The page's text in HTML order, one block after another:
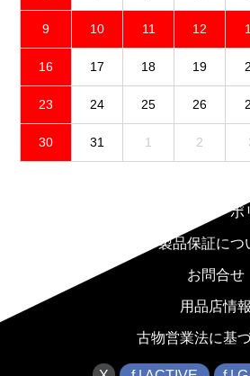
9 10 11 12
16 17 18 19
23 24 25 26
30 31 1 2
プライバシーポ
製品保証につ
お問合せ
用品店情報
古物営業法に基